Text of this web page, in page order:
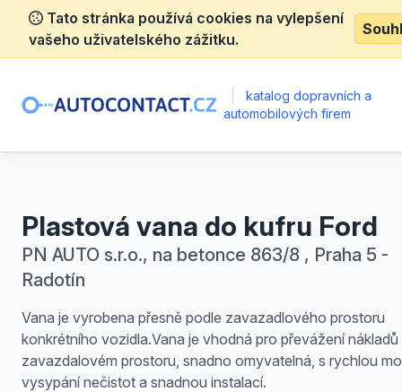
Tato stránka používá cookies na vylepšení
vašeho uživatelského zážitku.
katalog dopravních a
automobilových firem
Plastová vana do kufru Ford
PN AUTO s.r.o., na betonce 863/8 , Praha 5 -
Radotín
Vana je vyrobena přesně podle zavazadlového prostoru
konkrétního vozidla.Vana je vhodná pro převážení nákladů
zavazdalovém prostoru, snadno omyvatelná, s rychlou
vysypání nečistot a snadnou instalací.